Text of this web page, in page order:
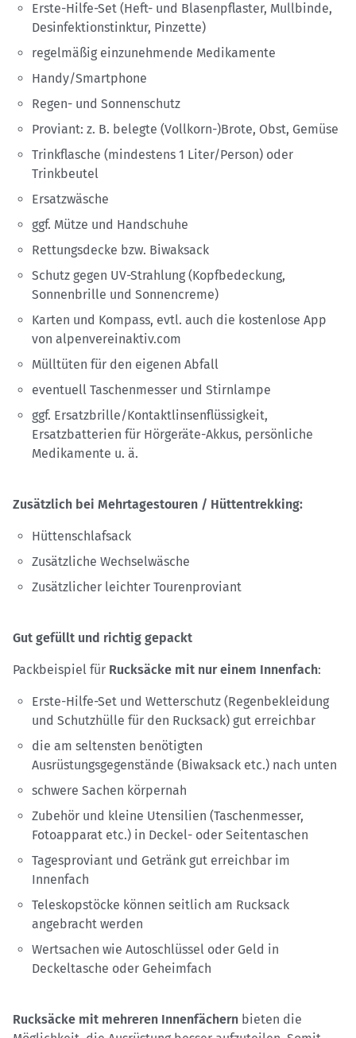
Erste-Hilfe-Set (Heft- und Blasenpflaster, Mullbinde,
Desinfektionstinktur, Pinzette)
regelmäßig einzunehmende Medikamente
Handy/Smartphone
Regen- und Sonnenschutz
Proviant: z. B. belegte (Vollkorn-)Brote, Obst, Gemüse
Trinkflasche (mindestens 1 Liter/Person) oder
Trinkbeutel
Ersatzwäsche
ggf. Mütze und Handschuhe
Rettungsdecke bzw. Biwaksack
Schutz gegen UV-Strahlung (Kopfbedeckung,
Sonnenbrille und Sonnencreme)
Karten und Kompass, evtl. auch die kostenlose App
von alpenvereinaktiv.com
Mülltüten für den eigenen Abfall
eventuell Taschenmesser und Stirnlampe
ggf. Ersatzbrille/Kontaktlinsenflüssigkeit,
Ersatzbatterien für Hörgeräte-Akkus, persönliche
Medikamente u. ä.
Zusätzlich bei Mehrtagestouren / Hüttentrekking:
Hüttenschlafsack
Zusätzliche Wechselwäsche
Zusätzlicher leichter Tourenproviant
Gut gefüllt und richtig gepackt
Packbeispiel für Rucksäcke mit nur einem Innenfach:
Erste-Hilfe-Set und Wetterschutz (Regenbekleidung
und Schutzhülle für den Rucksack) gut erreichbar
die am seltensten benötigten
Ausrüstungsgegenstände (Biwaksack etc.) nach unten
schwere Sachen körpernah
Zubehör und kleine Utensilien (Taschenmesser,
Fotoapparat etc.) in Deckel- oder Seitentaschen
Tagesproviant und Getränk gut erreichbar im
Innenfach
Teleskopstöcke können seitlich am Rucksack
angebracht werden
Wertsachen wie Autoschlüssel oder Geld in
Deckeltasche oder Geheimfach
Rucksäcke mit mehreren Innenfächern bieten die